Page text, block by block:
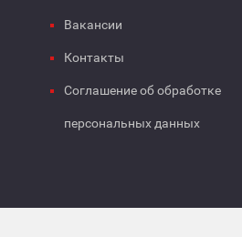
Вакансии
Контакты
Соглашение об обработке
персональных данных